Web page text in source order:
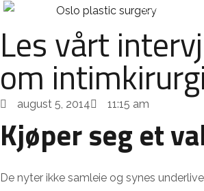
HOME
Les vårt
om
august 5, 2014 11:15 am
Kjøper seg et
De nyter ikke samleie og synes